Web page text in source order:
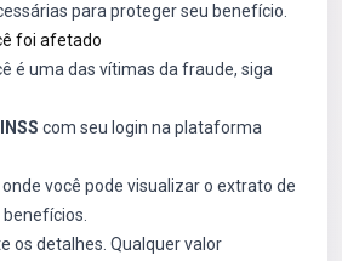
para proteger seu benefício.
foi afetado
é uma das vítimas da fraude, siga
com seu login na plataforma
você pode visualizar o extrato de
os detalhes. Qualquer valor